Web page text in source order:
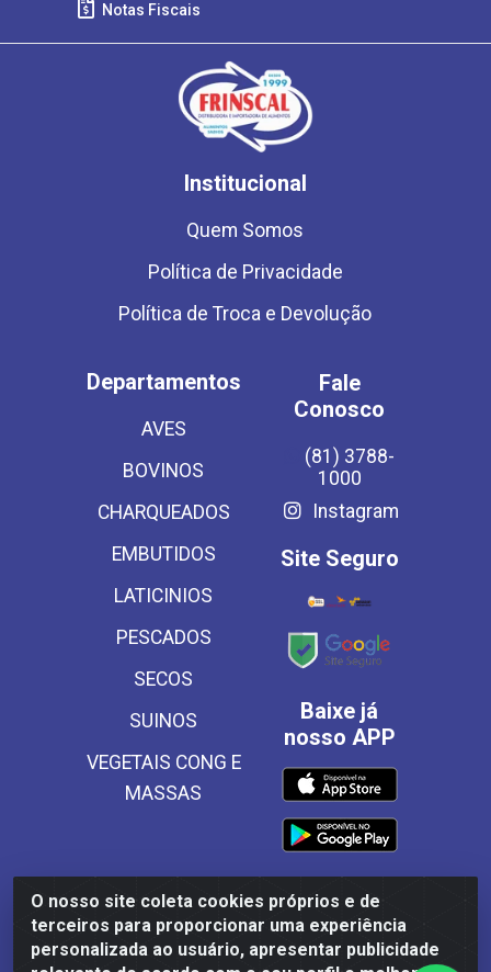
O nosso site coleta cookies próprios e de
terceiros para proporcionar uma experiência
personalizada ao usuário, apresentar publicidade
Notas Fiscais
Institucional
Quem Somos
Política de Privacidade
Política de Troca e Devolução
Departamentos
AVES
BOVINOS
CHARQUEADOS
EMBUTIDOS
LATICINIOS
PESCADOS
SECOS
SUINOS
VEGETAIS CONG E
MASSAS
Fale
Conosco
(81) 3788-
1000
Instagram
Site Seguro
Baixe já
nosso APP
Frinscal - Distribuidora e Importadora de Alimentos LTDA -
Rodovia BR 101 Sul Km 187, 310 Galpão - Santa Rosa,
Palmares/PE - CEP 55540-000 - CNPJ 03.504.437/0001-50